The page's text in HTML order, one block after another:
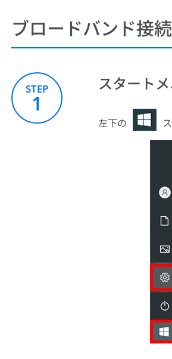
ブロードバンド接
STEP
1
スタート
左下の